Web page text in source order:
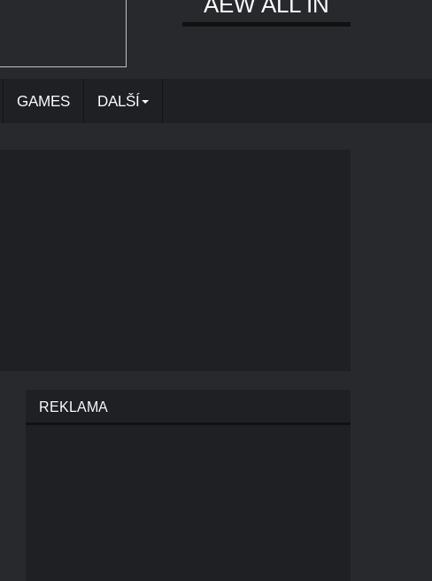
GAMES DALŠÍ
REKLAMA